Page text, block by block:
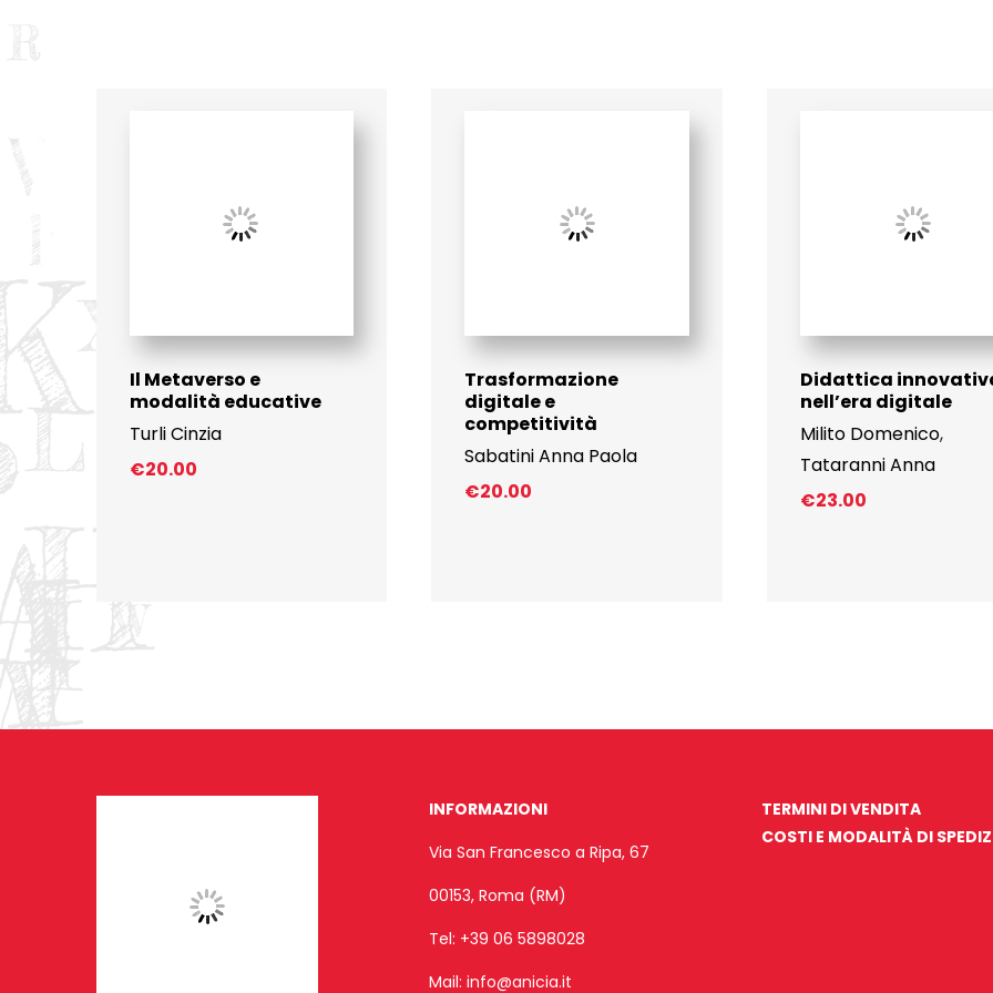
Il Metaverso e
modalità educative
Turli Cinzia
€20.00
Trasformazione
digitale e
competitività
Sabatini Anna Paola
€20.00
Didattica
nell’era digitale
Milito Domenico,
Tataranni Anna
€23.00
INFORMAZIONI
Via San Francesco a Ripa, 67
00153, Roma (RM)
Tel: +39 06 5898028
Mail: info@anicia.it
TERMINI DI VENDITA
COSTI E MODALITÀ DI